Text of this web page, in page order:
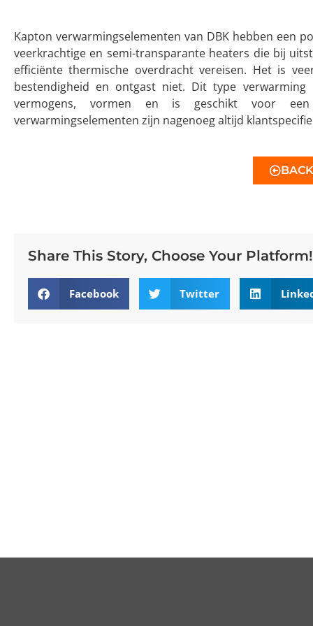
Kapton verwarmingselementen van DBK hebben een
veerkrachtige en semi-transparante heaters die bij
efficiënte thermische overdracht vereisen. Het is
bestendigheid en ontgast niet. Dit type
vermogens, vormen en is geschikt voor
verwarmingselementen zijn nagenoeg altijd
BACK
Share This Story, Choose Your Platform!
Facebook Twitter